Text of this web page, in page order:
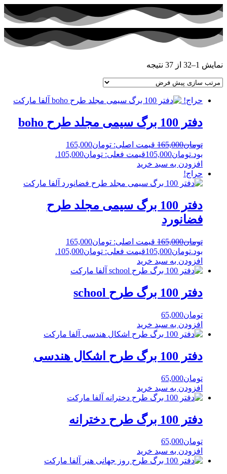
نمایش 1–32 از 37 نتیجه
حراج!
دفتر 100 برگ سیمی مجلد طرح boho
تومان165,000
قیمت اصلی: تومان165,000
بود.تومان105,000قیمت فعلی: تومان105,000.
افزودن به سبد خرید
حراج!
دفتر 100 برگ سیمی مجلد طرح
فضانورد
تومان165,000
قیمت اصلی: تومان165,000
بود.تومان105,000قیمت فعلی: تومان105,000.
افزودن به سبد خرید
دفتر 100 برگ طرح school
تومان65,000
افزودن به سبد خرید
دفتر 100 برگ طرح اشکال هندسی
تومان65,000
افزودن به سبد خرید
دفتر 100 برگ طرح دخترانه
تومان65,000
افزودن به سبد خرید